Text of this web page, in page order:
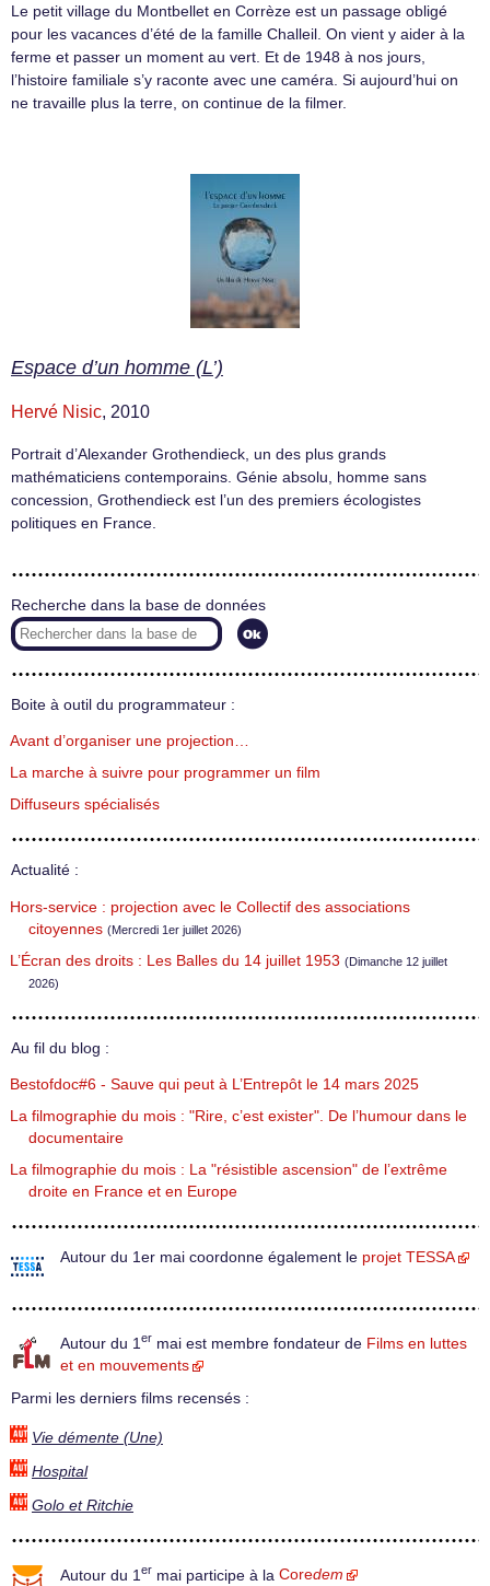
Le petit village du Montbellet en Corrèze est un passage obligé
pour les vacances d’été de la famille Challeil. On vient y aider à la
ferme et passer un moment au vert. Et de 1948 à nos jours,
l’histoire familiale s’y raconte avec une caméra. Si aujourd’hui on
ne travaille plus la terre, on continue de la filmer.
Espace d’un homme (L’)
Hervé Nisic, 2010
Portrait d’Alexander Grothendieck, un des plus grands
mathématiciens contemporains. Génie absolu, homme sans
concession, Grothendieck est l’un des premiers écologistes
politiques en France.
Recherche dans la base de données
Boite à outil du programmateur :
Avant d’organiser une projection…
La marche à suivre pour programmer un film
Diffuseurs spécialisés
Actualité :
Hors-service : projection avec le Collectif des associations
citoyennes (Mercredi 1er juillet 2026)
L’Écran des droits : Les Balles du 14 juillet 1953 (Dimanche 12 juillet
2026)
Au fil du blog :
Bestofdoc#6 - Sauve qui peut à L’Entrepôt le 14 mars 2025
La filmographie du mois : "Rire, c’est exister". De l’humour dans le
documentaire
La filmographie du mois : La "résistible ascension" de l’extrême
droite en France et en Europe
Autour du 1er mai coordonne également le projet TESSA
Autour du 1er mai est membre fondateur de Films en luttes
et en mouvements
Parmi les derniers films recensés :
Vie démente (Une)
Hospital
Golo et Ritchie
Autour du 1 er mai participe à la Coredem